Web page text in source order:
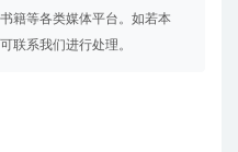
籍等各类媒体平台。如若本
联系我们进行处理。